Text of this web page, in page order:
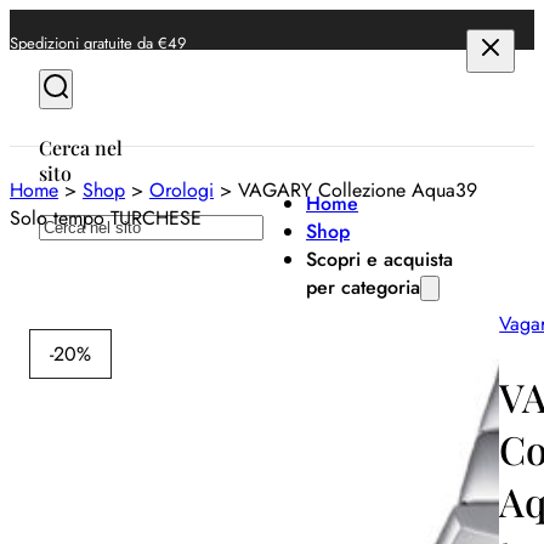
Spedizioni gratuite da €49
Cerca nel
sito
Cerca
Home
Shop
Scopri e acquista
per categoria
Home> Shop > Orologi > VAGARY Collezione Aqua39
Solo tempo TURCHESE
-20%